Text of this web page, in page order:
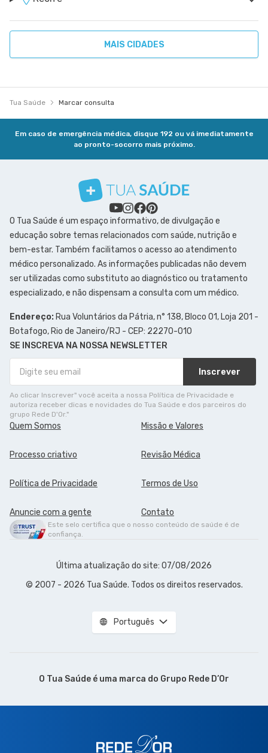
MAIS CIDADES
Tua Saúde Marcar consulta
Em caso de emergência médica, disque 192 ou vá imediatamente
ao pronto-socorro mais próximo.
O Tua Saúde é um espaço informativo, de divulgação e
educação sobre temas relacionados com saúde, nutrição e
bem-estar. Também facilitamos o acesso ao atendimento
médico personalizado. As informações publicadas não devem
ser utilizadas como substituto ao diagnóstico ou tratamento
especializado, e não dispensam a consulta com um médico.
Endereço:Rua Voluntários da Pátria, n° 138, Bloco 01, Loja 201 -
Botafogo, Rio de Janeiro/RJ - CEP: 22270-010
SE INSCREVA NA NOSSA NEWSLETTER
Inscrever
Ao clicar Inscrever" você aceita a nossa Política de Privacidade e
autoriza receber dicas e novidades do Tua Saúde e dos parceiros do
grupo Rede D'Or."
Quem Somos Missão e Valores
Processo criativo Revisão Médica
Política de Privacidade Termos de Uso
Anuncie com a gente Contato
Este selo certifica que o nosso conteúdo de saúde é de
confiança.
Última atualização do site: 07/08/2026
© 2007 - 2026 Tua Saúde. Todos os direitos reservados.
Português
O Tua Saúde é uma marca do Grupo Rede D’Or